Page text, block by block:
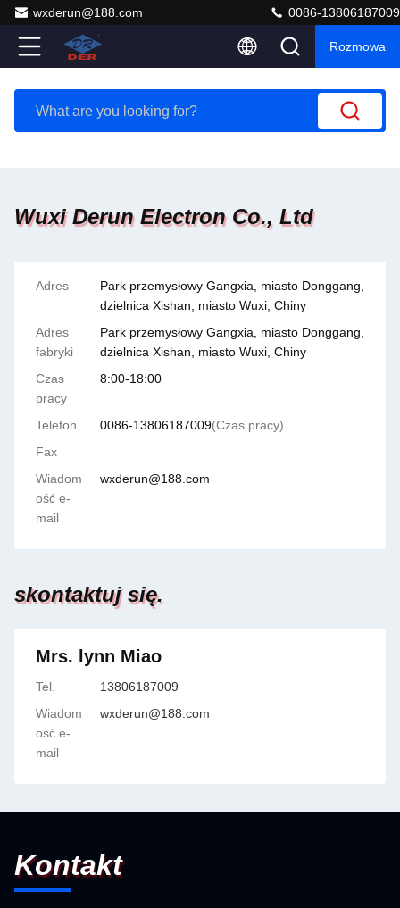
wxderun@188.com 0086-13806187009
Rozmowa
Wuxi Derun Electron Co., Ltd
Adres
Park przemysłowy Gangxia, miasto Donggang,
dzielnica Xishan, miasto Wuxi, Chiny
Adres
fabryki
Park przemysłowy Gangxia, miasto Donggang,
dzielnica Xishan, miasto Wuxi, Chiny
Czas
pracy
8:00-18:00
Telefon 0086-13806187009(Czas pracy)
Fax
Wiadom
ość e-
mail
wxderun@188.com
skontaktuj się.
Mrs. lynn Miao
Tel.
13806187009
Wiadom
ość e-
mail
wxderun@188.com
Kontakt